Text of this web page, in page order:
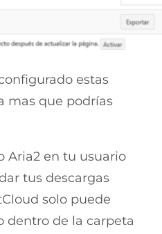
estas
mas que podrías
Aria2 en tu usuario
tus descargas
solo puede
dentro de la carpeta